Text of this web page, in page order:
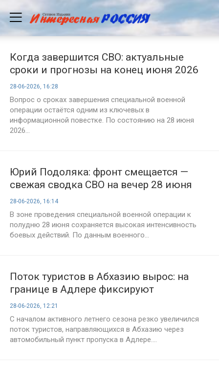
Когда завершится СВО: актуальные
сроки и прогнозы на конец июня 2026
года
28-06-2026, 16:28
Вопрос о сроках завершения специальной военной
операции остаётся одним из ключевых в
информационной повестке. По состоянию на 28 июня
2026...
Юрий Подоляка: фронт смещается —
свежая сводка СВО на вечер 28 июня
2026 года, карта боевых действий и
анализ ситуации
28-06-2026, 16:14
В зоне проведения специальной военной операции к
полудню 28 июня сохраняется высокая интенсивность
боевых действий. По данным военного...
Поток туристов в Абхазию вырос: на
границе в Адлере фиксируют
многокилометровые пробки
28-06-2026, 12:21
С началом активного летнего сезона резко увеличился
поток туристов, направляющихся в Абхазию через
автомобильный пункт пропуска в Адлере....